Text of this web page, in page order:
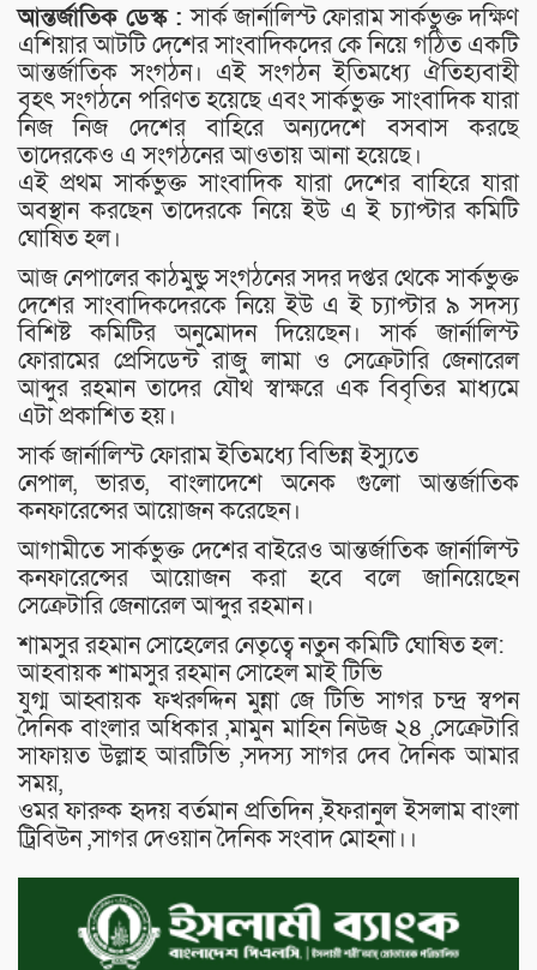
আন্তর্জাতিক ডেস্ক :সার্ক জার্নালিস্ট ফোরাম সার্কভুক্ত দক্ষিণ
এশিয়ার আটটি দেশের সাংবাদিকদের কে নিয়ে গঠিত একটি
আন্তর্জাতিক সংগঠন। এই সংগঠন ইতিমধ্যে ঐতিহ্যবাহী
বৃহৎ সংগঠনে পরিণত হয়েছে এবং সার্কভুক্ত সাংবাদিক যারা
নিজ নিজ দেশের বাহিরে অন্যদেশে বসবাস করছে
তাদেরকেও এ সংগঠনের আওতায় আনা হয়েছে।
এই প্রথম সার্কভুক্ত সাংবাদিক যারা দেশের বাহিরে যারা
অবস্থান করছেন তাদেরকে নিয়ে ইউ এ ই চ্যাপ্টার কমিটি
ঘোষিত হল।
আজ নেপালের কাঠমুন্ডু সংগঠনের সদর দপ্তর থেকে সার্কভুক্ত
দেশের সাংবাদিকদেরকে নিয়ে ইউ এ ই চ্যাপ্টার ৯ সদস্য
বিশিষ্ট কমিটির অনুমোদন দিয়েছেন। সার্ক জার্নালিস্ট
ফোরামের প্রেসিডেন্ট রাজু লামা ও সেক্রেটারি জেনারেল
আব্দুর রহমান তাদের যৌথ স্বাক্ষরে এক বিবৃতির মাধ্যমে
এটা প্রকাশিত হয়।
সার্ক জার্নালিস্ট ফোরাম ইতিমধ্যে বিভিন্ন ইস্যুতে
নেপাল, ভারত, বাংলাদেশে অনেক গুলো আন্তর্জাতিক
কনফারেন্সের আয়োজন করেছেন।
আগামীতে সার্কভুক্ত দেশের বাইরেও আন্তর্জাতিক জার্নালিস্ট
কনফারেন্সের আয়োজন করা হবে বলে জানিয়েছেন
সেক্রেটারি জেনারেল আব্দুর রহমান।
শামসুর রহমান সোহেলের নেতৃত্বে নতুন কমিটি ঘোষিত হল:
আহবায়ক শামসুর রহমান সোহেল মাই টিভি
যুগ্ম আহ্বায়ক ফখরুদ্দিন মুন্না জে টিভি সাগর চন্দ্র স্বপন
দৈনিক বাংলার অধিকার ,মামুন মাহিন নিউজ ২৪ ,সেক্রেটারি
সাফায়ত উল্লাহ আরটিভি ,সদস্য সাগর দেব দৈনিক আমার
সময়,
ওমর ফারুক হৃদয় বর্তমান প্রতিদিন ,ইফরানুল ইসলাম বাংলা
ট্রিবিউন ,সাগর দেওয়ান দৈনিক সংবাদ মোহনা।।